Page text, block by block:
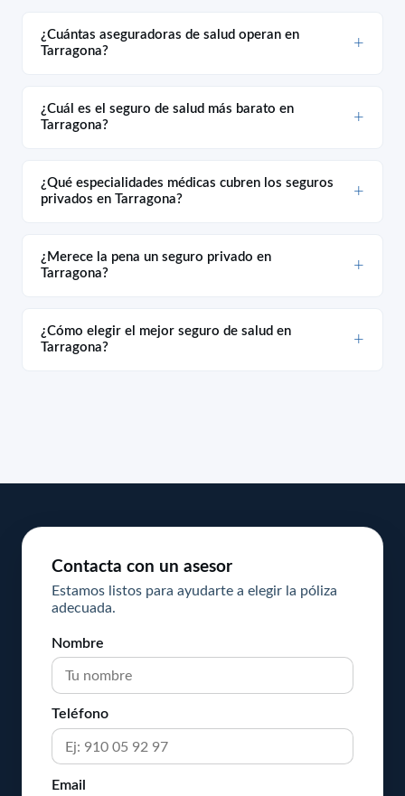
¿Cuántas aseguradoras de salud operan en
Tarragona?
¿Cuál es el seguro de salud más barato en
Tarragona?
¿Qué especialidades médicas cubren los seguros
privados en Tarragona?
¿Merece la pena un seguro privado en
Tarragona?
¿Cómo elegir el mejor seguro de salud en
Tarragona?
Contacta con un asesor
Estamos listos para ayudarte a elegir la póliza
adecuada.
Nombre
Teléfono
Email